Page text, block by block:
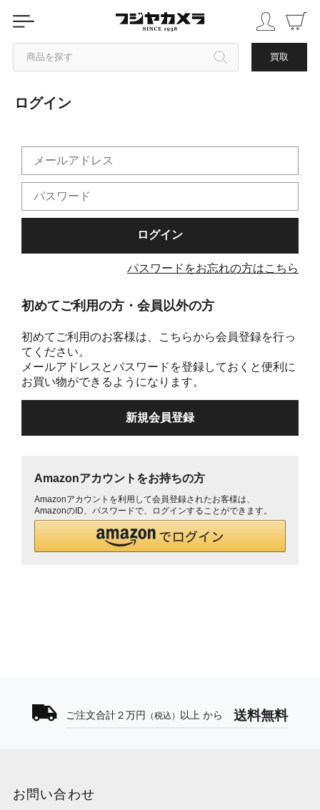
商品を探す 買取
カテゴリから探す
中古品を探す
ログイン
パスワードをお忘れの方はこちら
初めてご利用の方・会員以外の方
初めてご利用のお客様は、こちらから会員登録を行っ
てください。
メールアドレスとパスワードを登録しておくと便利に
お買い物ができるようになります。
Amazonアカウントをお持ちの方
Amazonアカウントを利用して会員登録されたお客様は、
AmazonのID、パスワードで、ログインすることができます。
ご注文合計２万円 （税込） 以上 から 送料無料
お問い合わせ